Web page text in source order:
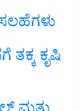
ಕೃಷಿ
ಮತ್ತು